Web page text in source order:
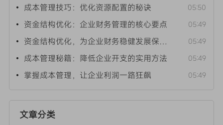
• 成本管理技巧：优化资源配置的秘诀 05:50
• 资金结构优化：企业财务管理的核心要点 05:49
• 资金结构优化，为企业财务稳健发展保驾护航 05:49
• 成本管理秘籍：降低企业开支的实用方法 05:49
• 掌握成本管理，让企业利润一路狂飙 05:49
文章分类